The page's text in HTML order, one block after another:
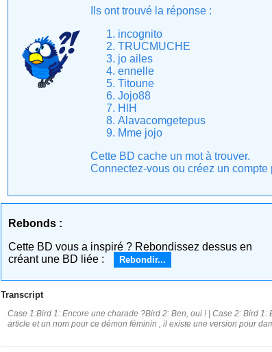
Ils ont trouvé la réponse :
incognito
TRUCMUCHE
jo ailes
ennelle
Titoune
Jojo88
HlH
Alavacomgetepus
Mme jojo
Cette BD cache un mot à trouver.
Connectez-vous ou créez un
Rebonds :
Cette BD vous a inspiré ? Rebondissez dessus en
créant une BD liée :
Rebondir...
Transcript
Case 1:Bird 1: Encore une charade ?Bird 2: Ben, oui ! | Case 2: Bird
article et un nom pour ce démon féminin , il existe une version pour